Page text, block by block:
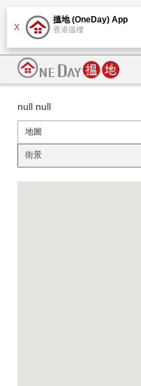
X
搵地 (OneDay) App
香港搵樓
null null
地圖
街景